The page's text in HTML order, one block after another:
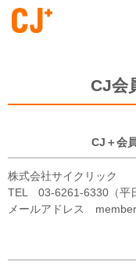
CJ会
CJ＋会
株式会社サイクリック
TEL 03-6261-6330（平
メールアドレス